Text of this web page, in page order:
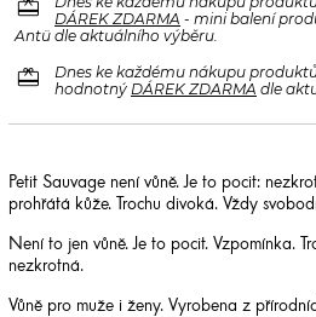
DÁREK ZDARMA - mini balení
Antü dle aktuálního výběru.
redeem
Dnes ke každému nákupu
hodnotný DÁREK ZDARMA dle
Petit Sauvage není vůně. Je to pocit:
prohřátá kůže. Trochu divoká. Vždy
Není to jen vůně. Je to pocit. Vzpomínka.
nezkrotná.
Vůně pro muže i ženy. Vyrobena z